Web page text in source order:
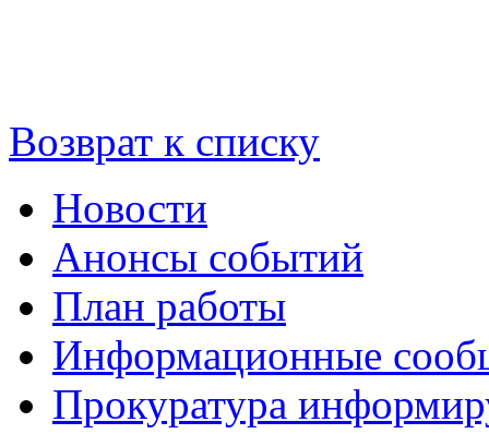
Возврат к списку
Новости
Анонсы событий
План работы
Информационные
Прокуратура